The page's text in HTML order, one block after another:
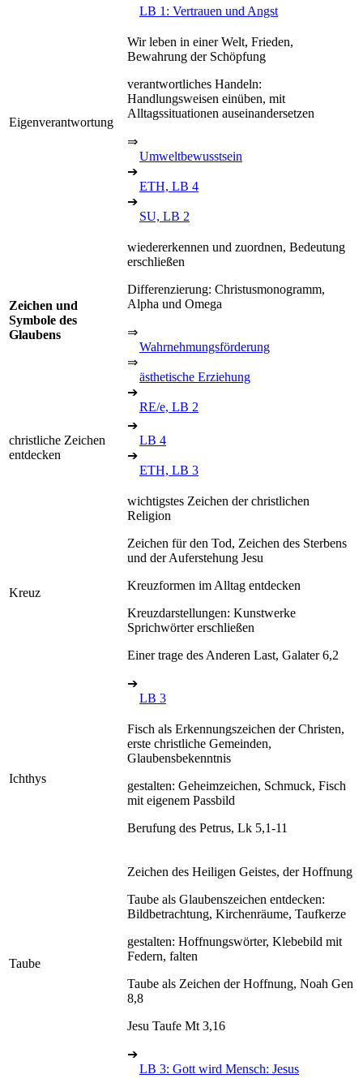
LB 1: Vertrauen und Angst
Eigenverantwortung
Wir leben in einer Welt, Frieden,
Bewahrung der Schöpfung
verantwortliches Handeln:
Handlungsweisen einüben, mit
Alltagssituationen auseinandersetzen
⇒
Umweltbewusstsein
➔
ETH, LB 4
➔
SU, LB 2
Zeichen und
Symbole des
Glaubens
wiedererkennen und zuordnen, Bedeutung
erschließen
Differenzierung: Christusmonogramm,
Alpha und Omega
⇒
Wahrnehmungsförderung
⇒
ästhetische Erziehung
➔
RE/e, LB 2
christliche Zeichen
entdecken
➔
LB 4
➔
ETH, LB 3
Kreuz
wichtigstes Zeichen der christlichen
Religion
Zeichen für den Tod, Zeichen des Sterbens
und der Auferstehung Jesu
Kreuzformen im Alltag entdecken
Kreuzdarstellungen: Kunstwerke
Sprichwörter erschließen
Einer trage des Anderen Last, Galater 6,2
➔
LB 3
Ichthys
Fisch als Erkennungszeichen der Christen,
erste christliche Gemeinden,
Glaubensbekenntnis
gestalten: Geheimzeichen, Schmuck, Fisch
mit eigenem Passbild
Berufung des Petrus, Lk 5,1-11
Taube
Zeichen des Heiligen Geistes, der Hoffnung
Taube als Glaubenszeichen entdecken:
Bildbetrachtung, Kirchenräume, Taufkerze
gestalten: Hoffnungswörter, Klebebild mit
Federn, falten
Taube als Zeichen der Hoffnung, Noah Gen
8,8
Jesu Taufe Mt 3,16
➔
LB 3: Gott wird Mensch: Jesus